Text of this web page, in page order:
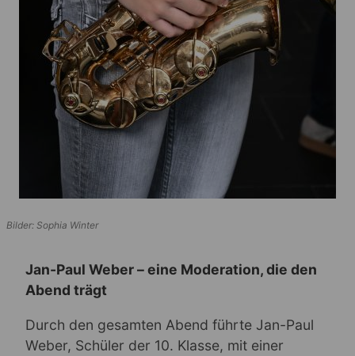
Bilder: Sophia Winter
Jan-Paul Weber – eine Moderation, die den
Abend trägt
Durch den gesamten Abend führte Jan-Paul
Weber, Schüler der 10. Klasse, mit einer